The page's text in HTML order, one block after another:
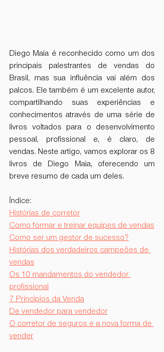
Diego Maia é reconhecido como um dos
principais palestrantes de vendas do
Brasil, mas sua influência vai além dos
palcos. Ele também é um excelente autor,
compartilhando suas experiências e
conhecimentos através de uma série de
livros voltados para o desenvolvimento
pessoal, profissional e, é claro, de
vendas. Neste artigo, vamos explorar os 8
livros de Diego Maia, oferecendo um
breve resumo de cada um deles.
Índice:
Histórias de corretor
Como formar e treinar equipes de vendas
Como ser um gestor de sucesso?
Histórias dos verdadeiros campeões de
vendas
Os 10 mandamentos do vendedor
profissional
7 Princípios da Venda
De vendedor para vendedor
O corretor de seguros e a nova forma de
vender